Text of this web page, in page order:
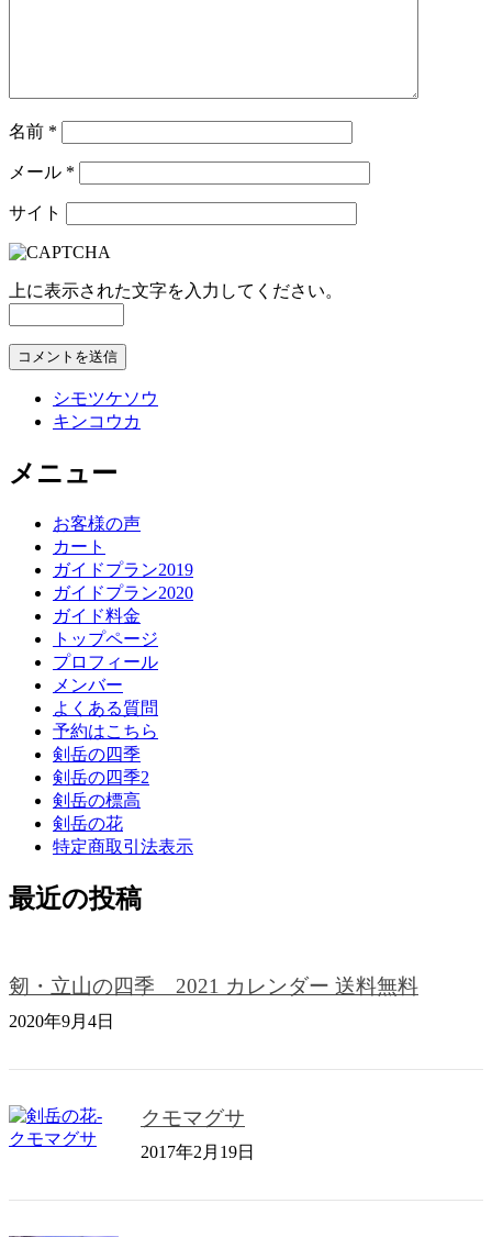
名前 *
メール *
サイト
上に表示された文字を入力してください。
シモツケソウ
キンコウカ
メニュー
お客様の声
カート
ガイドプラン2019
ガイドプラン2020
ガイド料金
トップページ
プロフィール
メンバー
よくある質問
予約はこちら
剣岳の四季
剣岳の四季2
剣岳の標高
剣岳の花
特定商取引法表示
最近の投稿
剱・立山の四季 2021 カレンダー 送料無料
2020年9月4日
クモマグサ
2017年2月19日